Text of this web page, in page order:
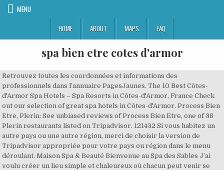
MENU
HOME
ABOUT MAPS FAQ
spa bien etre cotes d'armor
Retrouvez toutes les coordonnées et informations des
professionnels dans l’annuaire PagesJaunes. The 10 Best Côtes-
d'Armor Spa Hotels – Spa Resorts in Côtes-d'Armor, France Check
out our selection of great spa hotels in Côtes-d'Armor. Process Bien
Etre, Plerin: See unbiased reviews of Process Bien Etre, one of 38
Plerin restaurants listed on Tripadvisor. 121432 Si vous habitez un
autre pays ou une autre région, merci de choisir la version de
Tripadvisor appropriée pour votre pays ou région dans le menu
déroulant. Maison Spa & Beauté Bienvenue au Spa des Sables J’ai
voulu créer un lieu simple et chaleureux où chacun peut venir se